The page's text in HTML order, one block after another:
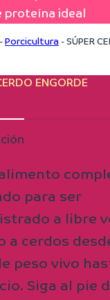
proteína ideal
- Porcicultura - SÚPER
ENGORDE
para ser
a libre
a cerdos
peso vivo
Siga al pie